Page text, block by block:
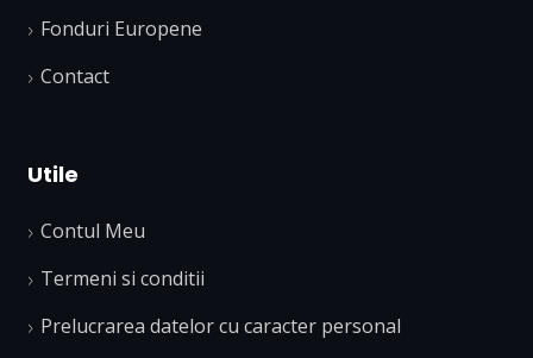
Fonduri Europene
Contact
Utile
Contul Meu
Termeni si conditii
Prelucrarea datelor cu caracter personal